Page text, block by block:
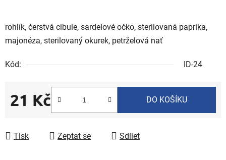
rohlík, čerstvá cibule, sardelové očko, sterilovaná paprika,
majonéza, sterilovaný okurek, petrželová nať
Kód: ID-24
21 Kč
Měrná cena:
DO KOŠÍKU
Tisk Zeptat se Sdílet